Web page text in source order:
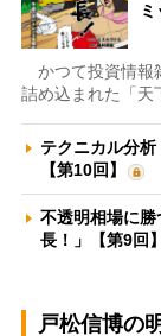
かつて投資情報
詰め込まれた「
テクニカル分
【第10回】
不透明相場に
長！」【第9回】
戸松信博の